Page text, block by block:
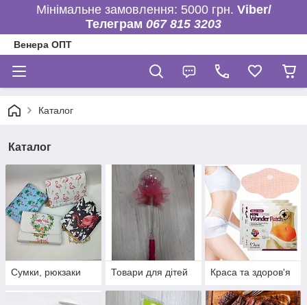
Мінімальне замовлення: 5000 грн. Viber/
Телеграм 067 815 3203
Венера ОПТ
Каталог
Каталог
Сумки, рюкзаки Товари для дітей Краса та здоров'я